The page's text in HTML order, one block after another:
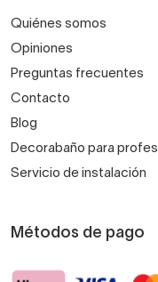
Quiénes somos
Opiniones
Preguntas frecuentes
Contacto
Blog
Decorabaño para
Servicio de instalación
Métodos de pago